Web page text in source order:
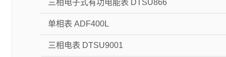
三相电子式有功电能表 DTSU866
单相表 ADF400L
三相电表 DTSU9001